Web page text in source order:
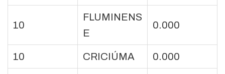
10
FLUMINENS
E
0.000
10 CRICIÚMA 0.000